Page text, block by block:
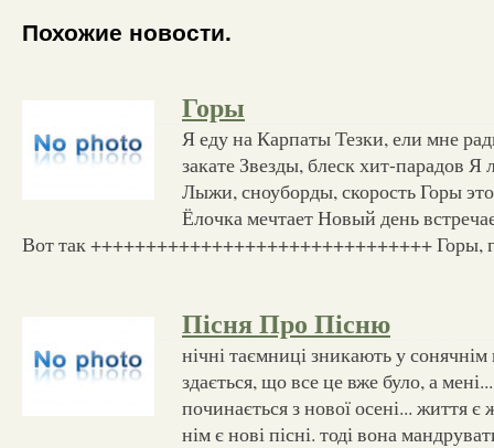
Похожие новости.
Горы
Я еду на Карпаты Тезки, ели мне
закате Звезды, блеск хит-парадов
Лыжи, сноуборды, скорость Горы
Ёлочка мечтает Новый день
Вот так +++++++++++++++++++++++++++++++ Горы,
Пісня Про Пісню
нічні таємниці зникають у
здається, що все це вже було, а
починається з нової осені... життя
нім є нові пісні. тоді вона